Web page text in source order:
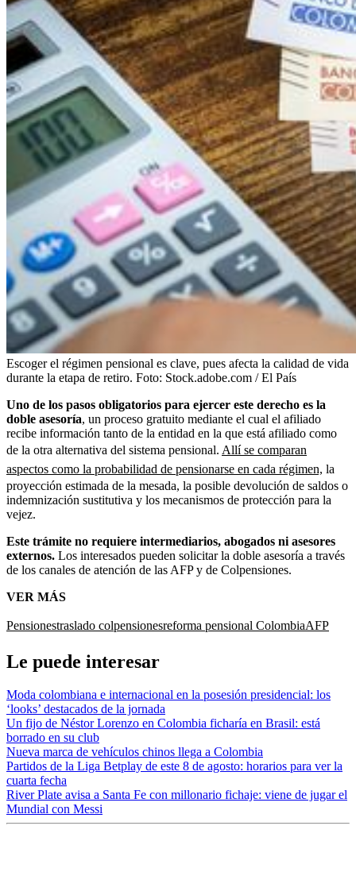
Escoger el régimen pensional es clave, pues afecta la calidad de vida
durante la etapa de retiro. Foto: Stock.adobe.com / El País
Uno de los pasos obligatorios para ejercer este derecho es la
doble asesoría, un proceso gratuito mediante el cual el afiliado
recibe información tanto de la entidad en la que está afiliado como
de la otra alternativa del sistema pensional. Allí se comparan
aspectos como la probabilidad de pensionarse en cada régimen, la
proyección estimada de la mesada, la posible devolución de saldos o
indemnización sustitutiva y los mecanismos de protección para la
vejez.
Este trámite no requiere intermediarios, abogados ni asesores
externos. Los interesados pueden solicitar la doble asesoría a través
de los canales de atención de las AFP y de Colpensiones.
VER MÁS
Pensionestraslado colpensionesreforma pensional ColombiaAFP
Le puede interesar
Moda colombiana e internacional en la posesión presidencial: los
‘looks’ destacados de la jornada
Un fijo de Néstor Lorenzo en Colombia ficharía en Brasil: está
borrado en su club
Nueva marca de vehículos chinos llega a Colombia
Partidos de la Liga Betplay de este 8 de agosto: horarios para ver la
cuarta fecha
River Plate avisa a Santa Fe con millonario fichaje: viene de jugar el
Mundial con Messi